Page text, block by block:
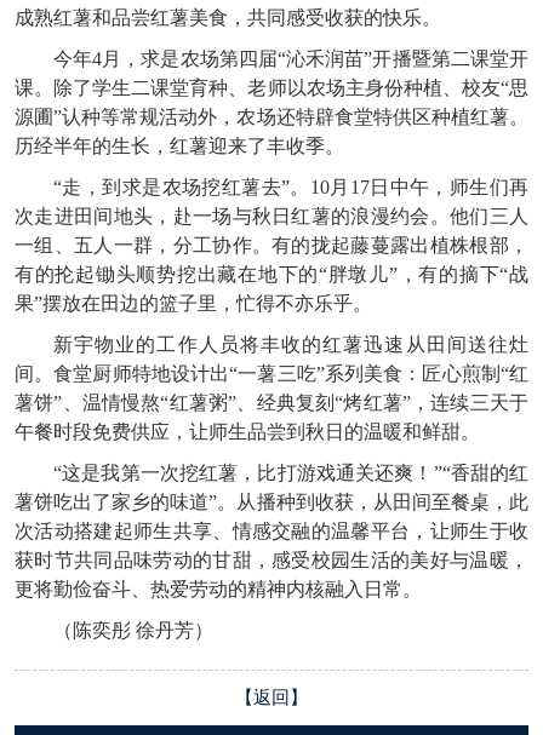
成熟红薯和品尝红薯美食，共同感受收获的快乐。
今年4月，求是农场第四届“沁禾润苗”开播暨第二课堂开
课。除了学生二课堂育种、老师以农场主身份种植、校友“思
源圃”认种等常规活动外，农场还特辟食堂特供区种植红薯。
历经半年的生长，红薯迎来了丰收季。
“走，到求是农场挖红薯去”。10月17日中午，师生们再
次走进田间地头，赴一场与秋日红薯的浪漫约会。他们三人
一组、五人一群，分工协作。有的拢起藤蔓露出植株根部，
有的抡起锄头顺势挖出藏在地下的“胖墩儿”，有的摘下“战
果”摆放在田边的篮子里，忙得不亦乐乎。
新宇物业的工作人员将丰收的红薯迅速从田间送往灶
间。食堂厨师特地设计出“一薯三吃”系列美食：匠心煎制“红
薯饼”、温情慢熬“红薯粥”、经典复刻“烤红薯”，连续三天于
午餐时段免费供应，让师生品尝到秋日的温暖和鲜甜。
“这是我第一次挖红薯，比打游戏通关还爽！”“香甜的红
薯饼吃出了家乡的味道”。从播种到收获，从田间至餐桌，此
次活动搭建起师生共享、情感交融的温馨平台，让师生于收
获时节共同品味劳动的甘甜，感受校园生活的美好与温暖，
更将勤俭奋斗、热爱劳动的精神内核融入日常。
（陈奕彤 徐丹芳）
【返回】